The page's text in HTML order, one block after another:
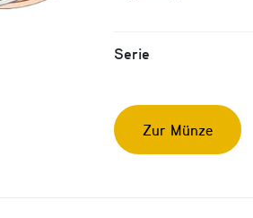
Serie
Zur Münze